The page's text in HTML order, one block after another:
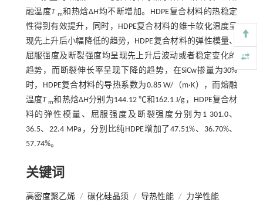
融温度T m和热焓ΔH均不断增加。HDPE复合材料的热稳定
性得到有效提升，同时，HDPE复合材料的维卡软化温度呈
现先上升后小幅降低的趋势，HDPE复合材料的弹性模量、
屈服强度及断裂强度均呈现先上升后波动或者稳定变化的
趋势，而断裂伸长率呈现下降的趋势，在SiCw掺量为30%
时，HDPE复合材料的导热系数为0.85 W/（m·K），而熔融
温度T m和热焓ΔH分别为144.12 ℃和162.1 J/g，HDPE复合材
料的弹性模量、屈服强度及断裂强度分别为1 301.0、
36.5、22.4 MPa，分别比纯HDPE增加了47.51%、36.70%、
57.74%。
关键词
高密度聚乙烯 / 碳化硅晶须 / 导热性能 / 力学性能